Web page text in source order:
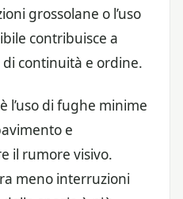
grossolane o l’uso
contribuisce a
continuità e ordine.
l’uso di fughe minime
e
il rumore visivo.
meno interruzioni